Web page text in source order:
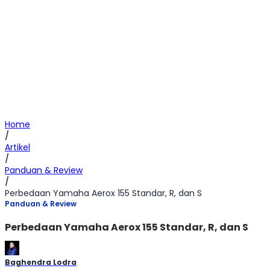
Home
/
Artikel
/
Panduan & Review
/
Perbedaan Yamaha Aerox 155 Standar, R, dan S
Panduan & Review
Perbedaan Yamaha Aerox 155 Standar, R, dan S
Baghendra Lodra